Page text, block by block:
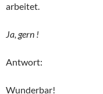
arbeitet.
Ja, gern !
Antwort:
Wunderbar!